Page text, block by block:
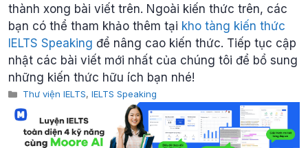
thành xong bài viết trên. Ngoài kiến thức trên, các
bạn có thể tham khảo thêm tại kho tàng kiến thức
IELTS Speaking để nâng cao kiến thức. Tiếp tục cập
nhật các bài viết mới nhất của chúng tôi để bổ sung
những kiến thức hữu ích bạn nhé!
Categories
Thư viện IELTS, IELTS Speaking